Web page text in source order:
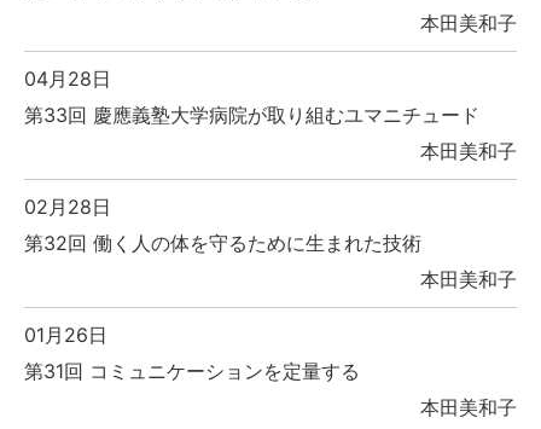
本田美和子
04月28日
第33回 慶應義塾大学病院が取り組むユマニチュード
本田美和子
02月28日
第32回 働く人の体を守るために生まれた技術
本田美和子
01月26日
第31回 コミュニケーションを定量する
本田美和子